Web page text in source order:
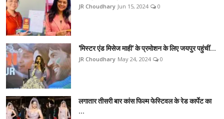
JR Choudhary Jun 15, 2024 0
'मिस्टर एंड मिसेज माही' के प्रमोशन के लिए जयपुर पहुंचीं...
JR Choudhary May 24, 2024 0
लगातार तीसरी बार कांस फिल्म फेस्टिवल के रेड कार्पेट का
...